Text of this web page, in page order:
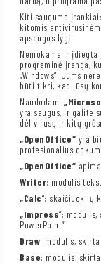
Kiti saugumo
kitomis
apsaugos lygį.
Nemokama ir
programinė įranga,
„Windows“. Jums
būti tikri, kad jūsų
Naudodami
yra saugūs, ir galite
dėl virusų ir kitų
„OpenOffice“ yra
profesionalius
„OpenOffice“
Writer: modulis
„Calc“: skaičiuoklių
„Impress“:
PowerPoint“
Draw: modulis,
Base: modulis,